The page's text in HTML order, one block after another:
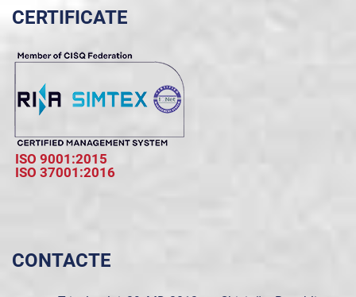
CERTIFICATE
ISO 9001:2015
ISO 37001:2016
CONTACTE